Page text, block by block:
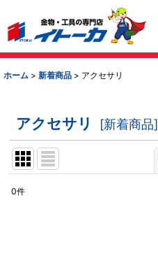
ホーム > 新着商品 > アクセサリ
アクセサリ [新着商品]
0件